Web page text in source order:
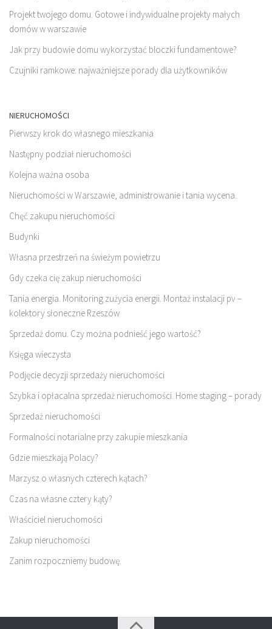
Projekt twojego domu. Gotowe i indywidualne projekty małych
domów w warszawie
Jak przy budowie domu wykorzystać bloczki fundamentowe?
Czujniki ramkowe: najważniejsze porady dla użytkowników
NIERUCHOMOŚCI
Pierwszy krok do własnego mieszkania
Następny podział nieruchomości
Kolejna ważna osoba
Nieruchomości w Warszawie, administrowanie i tania wycena.
Chęć zakupu nieruchomości
Budynki
Własna przestrzeń na świeżym powietrzu
Gdy czeka cię zakup nieruchomości
Tania energia. Monitoring zużycia energii. Montaż instalacji pv –
kolektory słoneczne Rzeszów
Sprzedaż domu. Czy można podnieść jego wartość?
Księga wieczysta
Podjęcie decyzji sprzedaży nieruchomości
Szybka i opłacalna sprzedaż nieruchomości. Home staging – porady
Sprzedaż nieruchomości
Formalności notarialne przy zakupie mieszkania
Gdzie mieszkają Polacy?
Marzysz o własnych czterech kątach?
Czas na własne cztery kąty?
Właściciel nieruchomości
Zakup nieruchomości
Zanim rozpoczniemy budowę.